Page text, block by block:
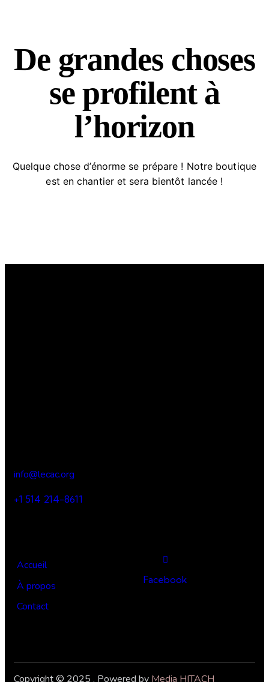
De grandes choses
se profilent à
l’horizon
Quelque chose d’énorme se prépare ! Notre boutique
est en chantier et sera bientôt lancée !
info@lecac.org
+1 514 214-8611
Accueil
À propos
Contact
Facebook
Copyright © 2025 . Powered by Media HITACH